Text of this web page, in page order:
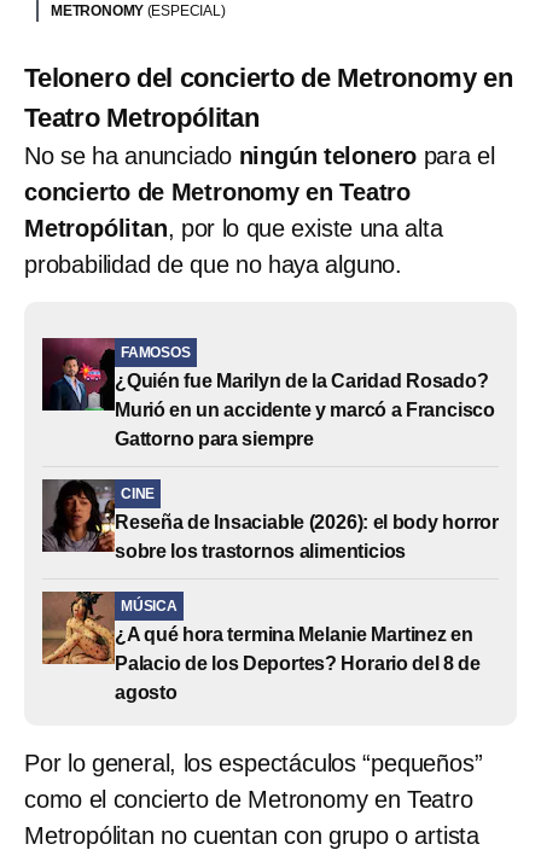
METRONOMY (ESPECIAL)
Telonero del concierto de Metronomy en
Teatro Metropólitan
No se ha anunciado ningún telonero para el
concierto de Metronomy en Teatro
Metropólitan, por lo que existe una alta
probabilidad de que no haya alguno.
FAMOSOS
¿Quién fue Marilyn de la Caridad Rosado?
Murió en un accidente y marcó a Francisco
Gattorno para siempre
CINE
Reseña de Insaciable (2026): el body horror
sobre los trastornos alimenticios
MÚSICA
¿A qué hora termina Melanie Martinez en
Palacio de los Deportes? Horario del 8 de
agosto
Por lo general, los espectáculos “pequeños”
como el concierto de Metronomy en Teatro
Metropólitan no cuentan con grupo o artista